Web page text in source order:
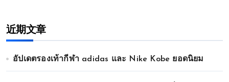
近期文章
อัปเดตรองเท้ากีฬา adidas และ Nike Kobe ยอดนิยม